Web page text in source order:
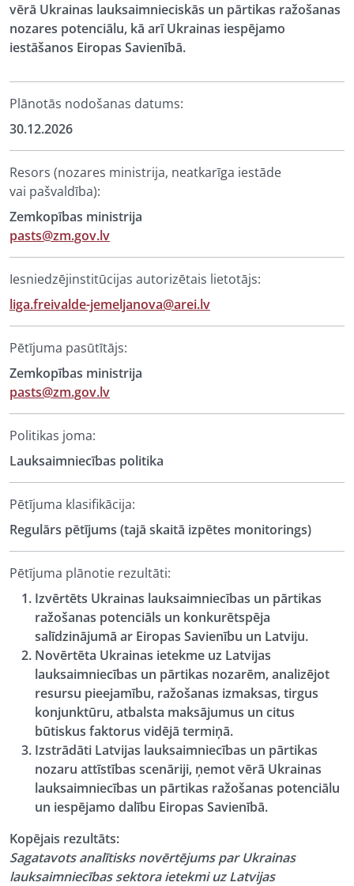
vērā Ukrainas lauksaimnieciskās un pārtikas ražošanas
nozares potenciālu, kā arī Ukrainas iespējamo
iestāšanos Eiropas Savienībā.
Plānotās nodošanas datums:
30.12.2026
Resors (nozares ministrija, neatkarīga iestāde
vai pašvaldība):
Zemkopības ministrija
pasts@zm.gov.lv
Iesniedzējinstitūcijas autorizētais lietotājs:
liga.freivalde-jemeljanova@arei.lv
Pētījuma pasūtītājs:
Zemkopības ministrija
pasts@zm.gov.lv
Politikas joma:
Lauksaimniecības politika
Pētījuma klasifikācija:
Regulārs pētījums (tajā skaitā izpētes monitorings)
Pētījuma plānotie rezultāti:
Izvērtēts Ukrainas lauksaimniecības un pārtikas
ražošanas potenciāls un konkurētspēja
salīdzinājumā ar Eiropas Savienību un Latviju.
Novērtēta Ukrainas ietekme uz Latvijas
lauksaimniecības un pārtikas nozarēm, analizējot
resursu pieejamību, ražošanas izmaksas, tirgus
konjunktūru, atbalsta maksājumus un citus
būtiskus faktorus vidējā termiņā.
Izstrādāti Latvijas lauksaimniecības un pārtikas
nozaru attīstības scenāriji, ņemot vērā Ukrainas
lauksaimniecības un pārtikas ražošanas potenciālu
un iespējamo dalību Eiropas Savienībā.
Kopējais rezultāts:
Sagatavots analītisks novērtējums par Ukrainas
lauksaimniecības sektora ietekmi uz Latvijas